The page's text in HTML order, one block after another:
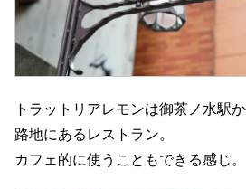
トラットリアレモンは御茶ノ水駅
路地にあるレストラン。
カフェ的に使うこともできる感じ。